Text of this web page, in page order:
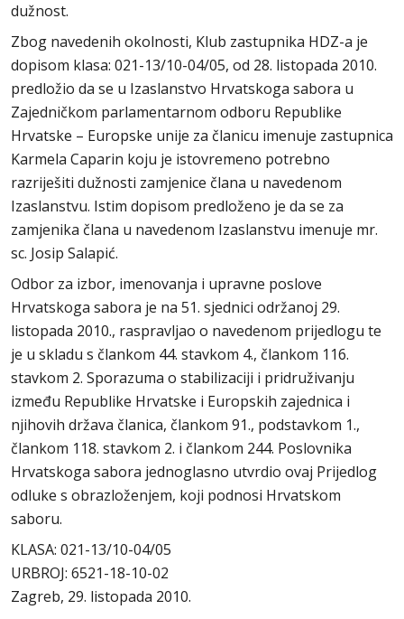
dužnost.
Zbog navedenih okolnosti, Klub zastupnika HDZ-a je
dopisom klasa: 021-13/10-04/05, od 28. listopada 2010.
predložio da se u Izaslanstvo Hrvatskoga sabora u
Zajedničkom parlamentarnom odboru Republike
Hrvatske – Europske unije za članicu imenuje zastupnica
Karmela Caparin koju je istovremeno potrebno
razriješiti dužnosti zamjenice člana u navedenom
Izaslanstvu. Istim dopisom predloženo je da se za
zamjenika člana u navedenom Izaslanstvu imenuje mr.
sc. Josip Salapić.
Odbor za izbor, imenovanja i upravne poslove
Hrvatskoga sabora je na 51. sjednici održanoj 29.
listopada 2010., raspravljao o navedenom prijedlogu te
je u skladu s člankom 44. stavkom 4., člankom 116.
stavkom 2. Sporazuma o stabilizaciji i pridruživanju
između Republike Hrvatske i Europskih zajednica i
njihovih država članica, člankom 91., podstavkom 1.,
člankom 118. stavkom 2. i člankom 244. Poslovnika
Hrvatskoga sabora jednoglasno utvrdio ovaj Prijedlog
odluke s obrazloženjem, koji podnosi Hrvatskom
saboru.
KLASA: 021-13/10-04/05
URBROJ: 6521-18-10-02
Zagreb, 29. listopada 2010.